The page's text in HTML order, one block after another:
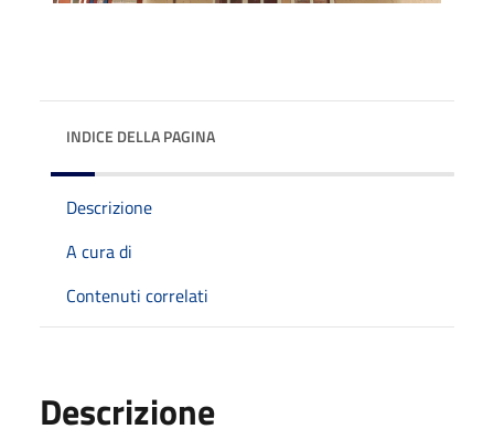
INDICE DELLA PAGINA
Descrizione
A cura di
Contenuti correlati
Descrizione